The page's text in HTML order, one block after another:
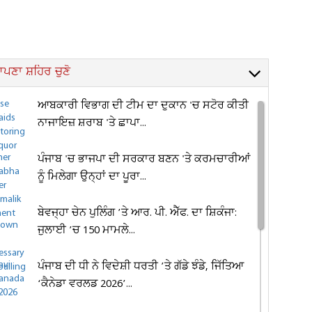
ਸ਼ਹਿਰ ਚੁਣੋ
ਆਬਕਾਰੀ ਵਿਭਾਗ ਦੀ ਟੀਮ ਦਾ ਦੁਕਾਨ 'ਚ ਸਟੋਰ ਕੀਤੀ
ਨਾਜਾਇਜ਼ ਸ਼ਰਾਬ 'ਤੇ ਛਾਪਾ...
ਪੰਜਾਬ 'ਚ ਭਾਜਪਾ ਦੀ ਸਰਕਾਰ ਬਣਨ 'ਤੇ ਕਰਮਚਾਰੀਆਂ
ਨੂੰ ਮਿਲੇਗਾ ਉਨ੍ਹਾਂ ਦਾ ਪੂਰਾ...
ਬੇਵਜ੍ਹਾ ਚੇਨ ਪੁਲਿੰਗ ’ਤੇ ਆਰ. ਪੀ. ਐੱਫ. ਦਾ ਸ਼ਿਕੰਜਾ:
ਜੁਲਾਈ ’ਚ 150 ਮਾਮਲੇ...
ਪੰਜਾਬ ਦੀ ਧੀ ਨੇ ਵਿਦੇਸ਼ੀ ਧਰਤੀ ’ਤੇ ਗੱਡੇ ਝੰਡੇ, ਜਿੱਤਿਆ
‘ਕੈਨੇਡਾ ਵਰਲਡ 2026’...